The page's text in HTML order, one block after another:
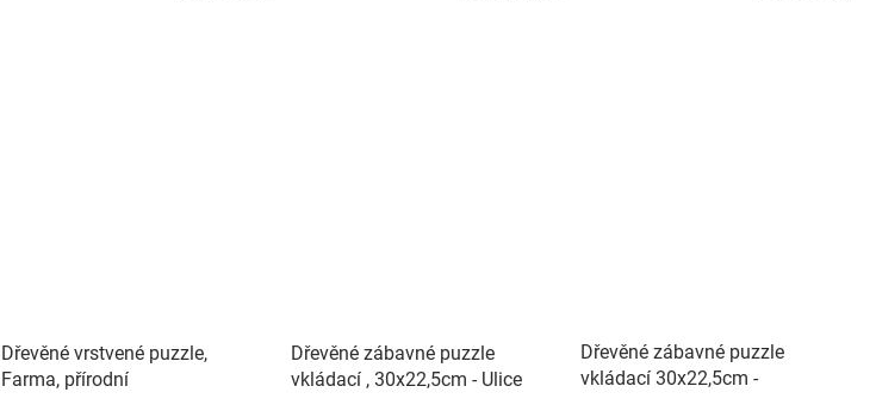
Dřevěné vrstvené puzzle,
Farma, přírodní
Dřevěné zábavné puzzle
vkládací , 30x22,5cm - Ulice
Dřevěné zábavné puzzle
vkládací 30x22,5cm -